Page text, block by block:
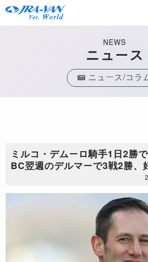
NEWS
ニュース
ニュース/コラ
ミルコ・デムーロ騎手1日2勝
BC翌週のデルマーで3戦2勝、